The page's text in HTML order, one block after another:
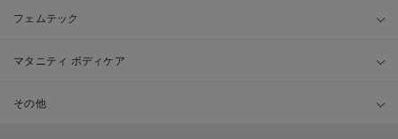
フェムテック
マタニティ ボディケア
その他